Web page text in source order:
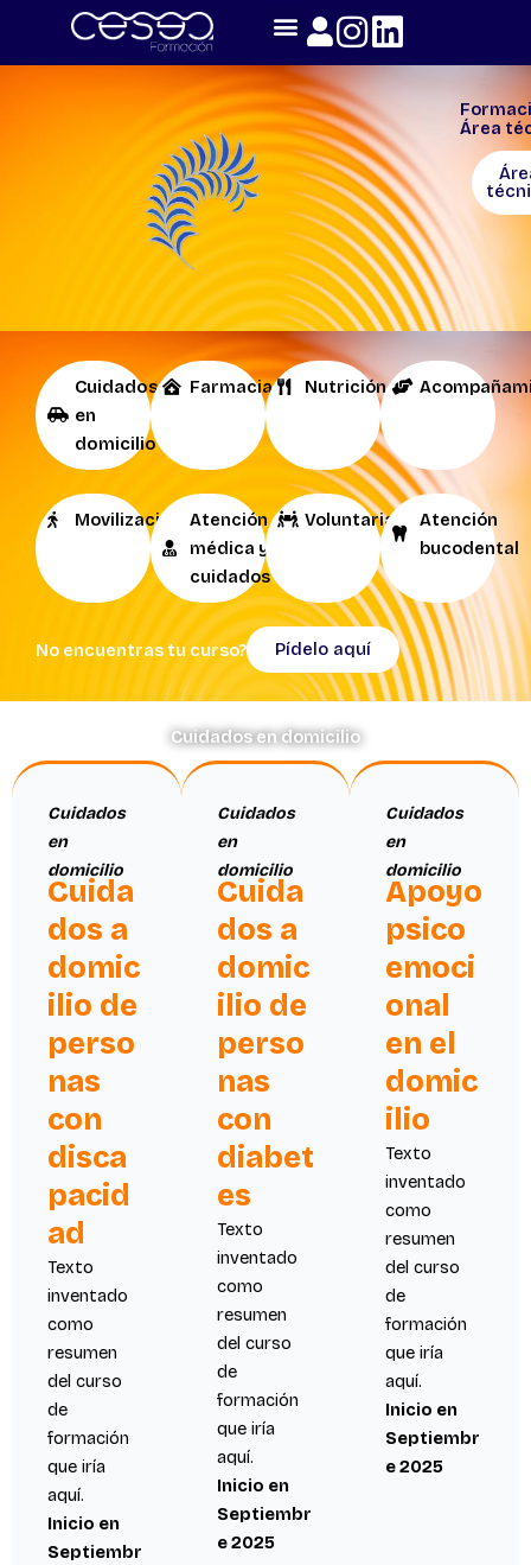
content
Área
Cuidados
en
domicilio
Farmacia Nutrición
MovilizacionesAtención
médica y
cuidados
Voluntariado
Atención
bucodental
No encuentras tu curso? Pídelo aquí
Cuidados en domicilio
Cuidados
en
domicilio
Cuida
dos a
domic
ilio de
perso
nas
con
disca
pacid
ad
Texto
inventado
como
resumen
del curso
de
formación
que iría
aquí.
Inicio en
Septiembr
Cuidados
en
domicilio
Cuida
dos a
domic
ilio de
perso
nas
con
diabet
es
Texto
inventado
como
resumen
del curso
de
formación
que iría
aquí.
Inicio en
Septiembr
e 2025
Cuidados
en
domicilio
Apoyo
psico
emoci
onal
en el
domic
ilio
Texto
inventado
como
resumen
del curso
de
formación
que iría
aquí.
Inicio en
Septiembr
e 2025